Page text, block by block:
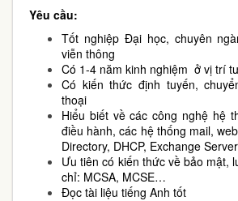
Yêu cầu:
Tốt nghiệp Đại học, chuyên
viễn thông
Có 1-4 năm kinh nghiệm ở vị trí
Có kiến thức định tuyến,
thoại
Hiểu biết về các công nghệ hệ
điều hành, các hệ thống mail,
Directory, DHCP, Exchange
Ưu tiên có kiến thức về bảo mật,
chỉ: MCSA, MCSE…
Đọc tài liệu tiếng Anh tốt